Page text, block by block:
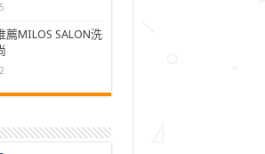
MILOS SALON洗